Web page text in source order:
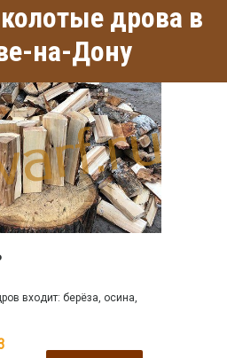
дрова в
на-Дону
входит: берёза, осина,